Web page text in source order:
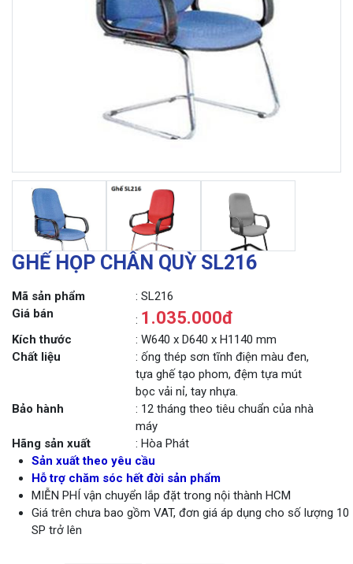
GHẾ HỌP CHÂN QUỲ SL216
Mã sản phẩm
: SL216
Giá bán
: 1.035.000đ
Kích thước
: W640 x D640 x H1140 mm
Chất liệu
: ống thép sơn tĩnh điện màu đen,
tựa ghế tạo phom, đệm tựa mút
bọc vải nỉ, tay nhựa.
Bảo hành
: 12 tháng theo tiêu chuẩn của nhà
máy
Hãng sản xuất
: Hòa Phát
Sản xuất theo yêu cầu
Hỗ trợ chăm sóc hết đời sản phẩm
MIỄN PHÍ vận chuyển lắp đặt trong nội thành HCM
Giá trên chưa bao gồm VAT, đơn giá áp dụng cho số lượng 10
SP trở lên